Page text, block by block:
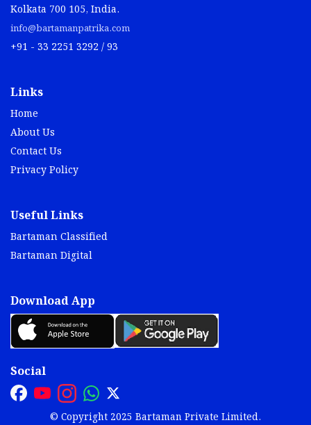
Kolkata 700 105, India.
info@bartamanpatrika.com
+91 - 33 2251 3292 / 93
Links
Home
About Us
Contact Us
Privacy Policy
Useful Links
Bartaman Classified
Bartaman Digital
Download App
Social
© Copyright 2025 Bartaman Private Limited.